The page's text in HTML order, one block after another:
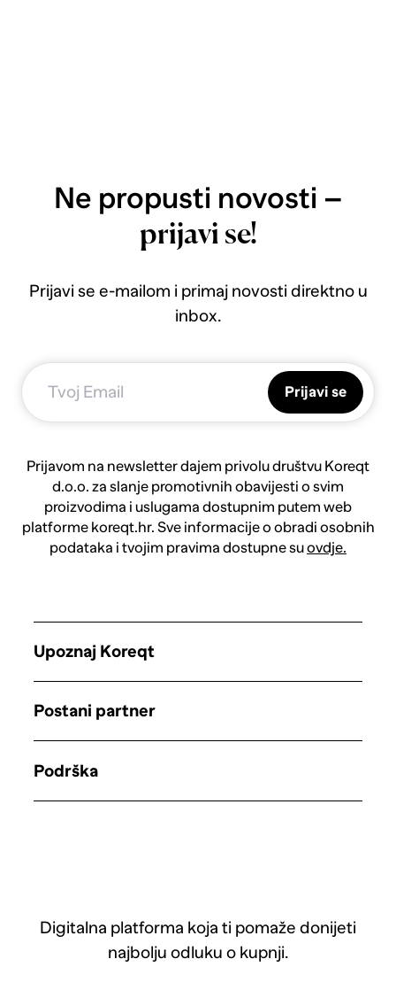
Ne propusti novosti –
prijavi se!
Prijavi se e-mailom i primaj novosti direktno u
inbox.
Prijavi se
Prijavom na newsletter dajem privolu društvu Koreqt
d.o.o. za slanje promotivnih obavijesti o svim
proizvodima i uslugama dostupnim putem web
platforme koreqt.hr. Sve informacije o obradi osobnih
podataka i tvojim pravima dostupne suovdje.
Digitalna platforma koja ti pomaže donijeti
najbolju odluku o kupnji.
Upoznaj Koreqt
Postani partner
Podrška